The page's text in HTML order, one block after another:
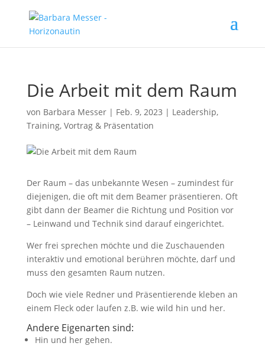
Die Arbeit mit dem Raum
von Barbara Messer| Feb. 9, 2023 | Leadership,
Training, Vortrag & Präsentation
Der Raum – das unbekannte Wesen – zumindest für
diejenigen, die oft mit dem Beamer präsentieren. Oft
gibt dann der Beamer die Richtung und Position vor
– Leinwand und Technik sind darauf eingerichtet.
Wer frei sprechen möchte und die Zuschauenden
interaktiv und emotional berühren möchte, darf und
muss den gesamten Raum nutzen.
Doch wie viele Redner und Präsentierende kleben an
einem Fleck oder laufen z.B. wie wild hin und her.
Andere Eigenarten sind:
Hin und her gehen.